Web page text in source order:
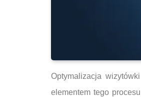
Optymalizacja
elementem tego